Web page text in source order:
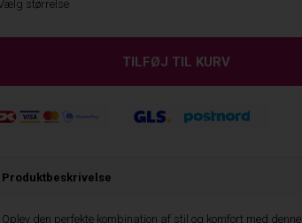
Produktbeskrivelse
Oplev den perfekte kombination af stil og komfort med denne